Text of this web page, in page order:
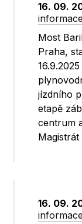
16. 09.
informace
Most
Praha,
jízdního
etapě
centrum
16. 09.
informace